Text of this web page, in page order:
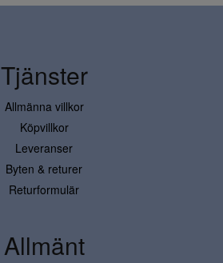
Tjänster
Allmänna villkor
Köpvillkor
Leveranser
Byten & returer
Returformulär
Allmänt